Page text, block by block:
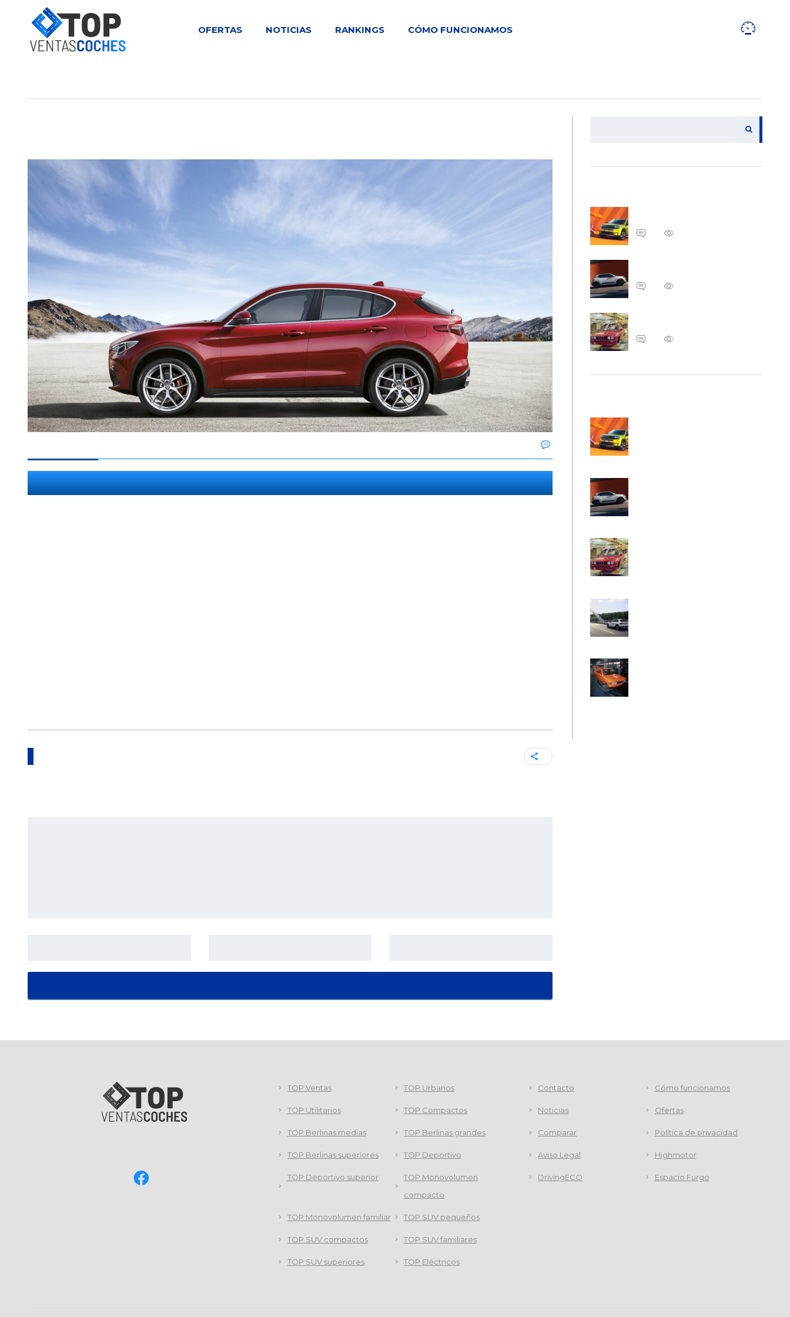
OFERTAS NOTICIAS RANKINGS CÓMO FUNCIONAMOS
TOP Ventas TOP Urbanos
TOP Utilitarios TOP Compactos
TOP Berlinas medias TOP Berlinas grandes
TOP Berlinas superiores TOP Deportivo
TOP Deportivo superior
TOP Monovolumen
compacto
TOP Monovolumen familiar TOP SUV pequeños
TOP SUV compactos TOP SUV familiares
TOP SUV superiores TOP Eléctricos
Contacto Cómo funcionamos
Noticias Ofertas
Comparar Política de privacidad
Aviso Legal Highmotor
DrivingECO Espacio Furgo